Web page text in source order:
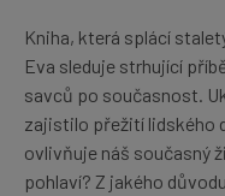
Kniha, která splácí
Eva sleduje strhující
savců po současnost.
zajistilo přežití lidského
ovlivňuje náš současný
pohlaví? Z jakého